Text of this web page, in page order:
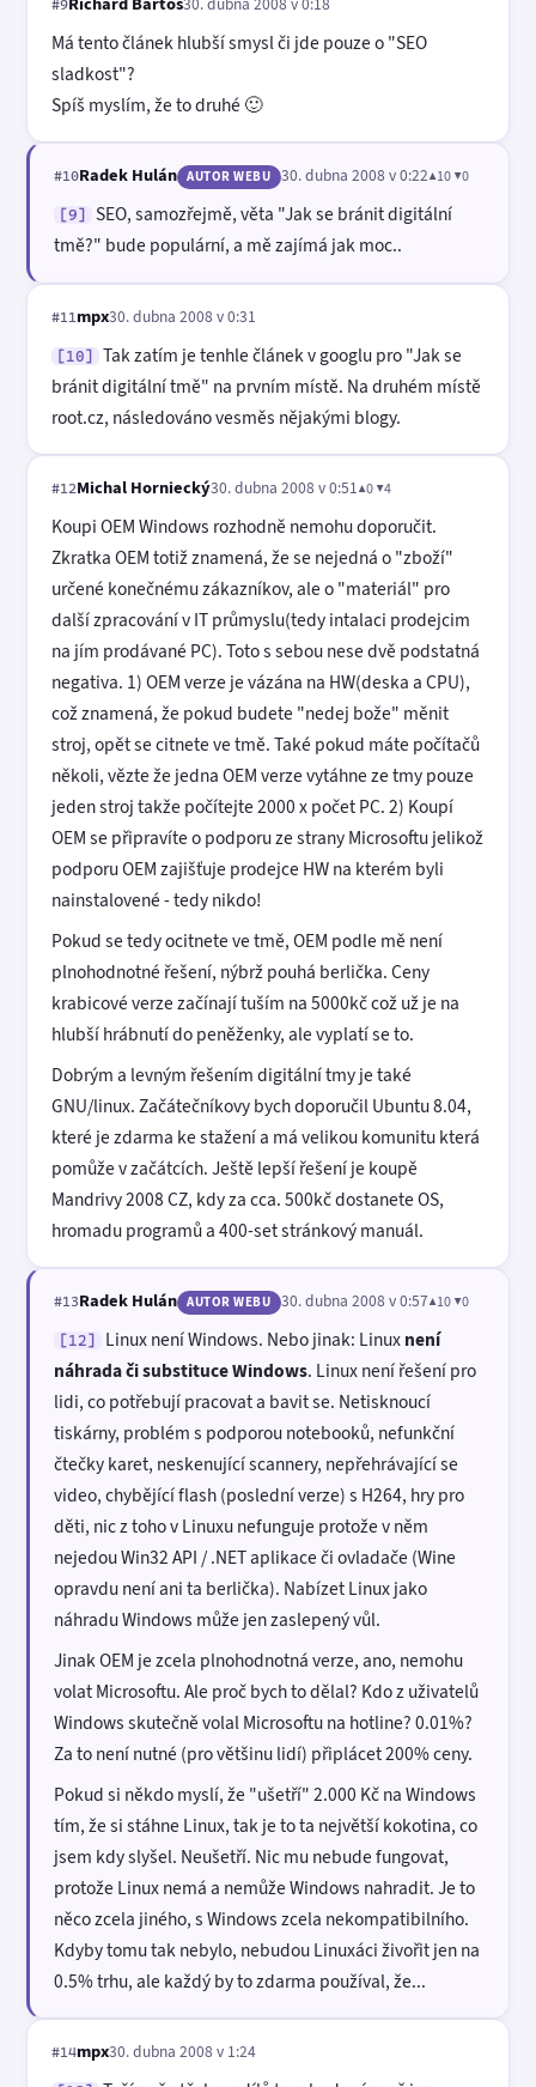
#9
Má tento článek hlubší smysl či jde pouze o "SEO
sladkost"?
Spíš myslím, že to druhé 🙂
#10Radek Hulán AUTOR WEBU 30. dubna 2008 v 0:22▲10 ▼0
[9]
SEO, samozřejmě, věta "Jak se bránit digitální
tmě?" bude populární, a mě zajímá jak moc..
#11mpx30. dubna 2008 v 0:31
[10]
Tak zatím je tenhle článek v googlu pro "Jak se
bránit digitální tmě" na prvním místě. Na druhém místě
root.cz, následováno vesměs nějakými blogy.
#12Michal Horniecký30. dubna 2008 v 0:51▲0 ▼4
Koupi OEM Windows rozhodně nemohu doporučit.
Zkratka OEM totiž znamená, že se nejedná o "zboží"
určené konečnému zákazníkov, ale o "materiál" pro
další zpracování v IT průmyslu(tedy intalaci prodejcim
na jím prodávané PC). Toto s sebou nese dvě podstatná
negativa. 1) OEM verze je vázána na HW(deska a CPU),
což znamená, že pokud budete "nedej bože" měnit
stroj, opět se citnete ve tmě. Také pokud máte počítačů
několi, vězte že jedna OEM verze vytáhne ze tmy pouze
jeden stroj takže počítejte 2000 x počet PC. 2) Koupí
OEM se připravíte o podporu ze strany Microsoftu jelikož
podporu OEM zajišťuje prodejce HW na kterém byli
nainstalovené - tedy nikdo!
Pokud se tedy ocitnete ve tmě, OEM podle mě není
plnohodnotné řešení, nýbrž pouhá berlička. Ceny
krabicové verze začínají tuším na 5000kč což už je na
hlubší hrábnutí do peněženky, ale vyplatí se to.
Dobrým a levným řešením digitální tmy je také
GNU/linux. Začátečníkovy bych doporučil Ubuntu 8.04,
které je zdarma ke stažení a má velikou komunitu která
pomůže v začátcích. Ještě lepší řešení je koupě
Mandrivy 2008 CZ, kdy za cca. 500kč dostanete OS,
hromadu programů a 400-set stránkový manuál.
#13Radek Hulán AUTOR WEBU 30. dubna 2008 v 0:57▲10 ▼0
[12] Linux není Windows. Nebo jinak: Linuxnení
náhrada či substituce Windows. Linux není řešení pro
lidi, co potřebují pracovat a bavit se. Netisknoucí
tiskárny, problém s podporou notebooků, nefunkční
čtečky karet, neskenující scannery, nepřehrávající se
video, chybějící flash (poslední verze) s H264, hry pro
děti, nic z toho v Linuxu nefunguje protože v něm
nejedou Win32 API / .NET aplikace či ovladače (Wine
opravdu není ani ta berlička). Nabízet Linux jako
náhradu Windows může jen zaslepený vůl.
Jinak OEM je zcela plnohodnotná verze, ano, nemohu
volat Microsoftu. Ale proč bych to dělal? Kdo z uživatelů
Windows skutečně volal Microsoftu na hotline? 0.01%?
Za to není nutné (pro většinu lidí) připlácet 200% ceny.
Pokud si někdo myslí, že "ušetří" 2.000 Kč na Windows
tím, že si stáhne Linux, tak je to ta největší kokotina, co
jsem kdy slyšel. Neušetří. Nic mu nebude fungovat,
protože Linux nemá a nemůže Windows nahradit. Je to
něco zcela jiného, s Windows zcela nekompatibilního.
Kdyby tomu tak nebylo, nebudou Linuxáci živořit jen na
0.5% trhu, ale každý by to zdarma používal, že...
#14mpx30. dubna 2008 v 1:24